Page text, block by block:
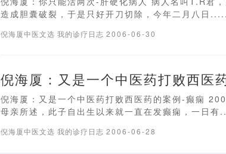
造成胆囊破裂，于是只好开刀切除，今年二月八日
倪海厦中医文选我的诊疗日志2006-06-30
倪海厦：又是一个中医药打败西医
倪海厦：又是一个中医药打败西医药的案例-癫痫
母亲所述，此子自出生以来就一直在发癫痫，一日有
倪海厦中医文选我的诊疗日志2006-06-28